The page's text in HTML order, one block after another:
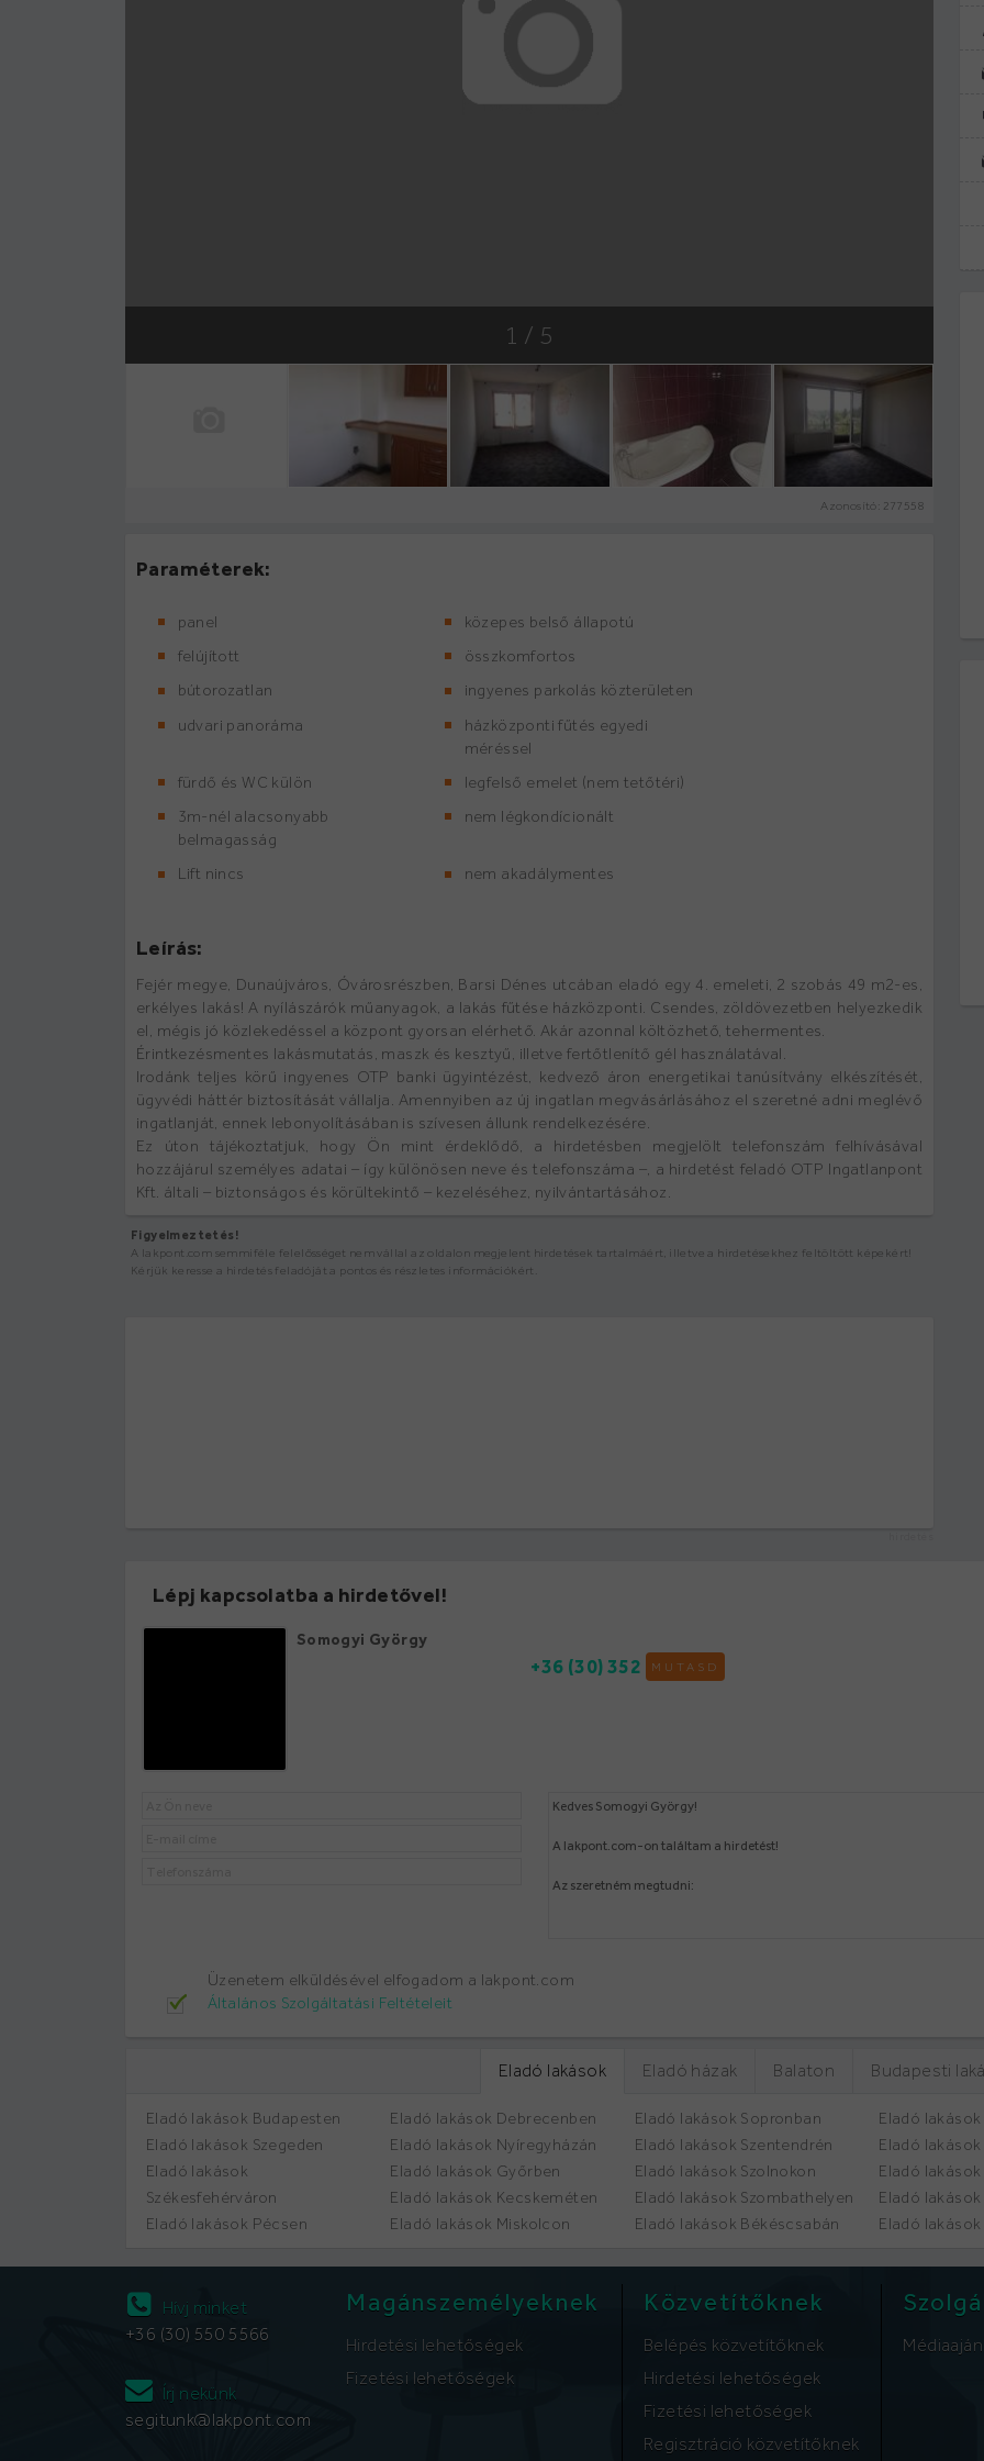
1 / 5
Azonosító: 277558
Paraméterek:
panel
közepes belső állapotú
felújított
összkomfortos
bútorozatlan
ingyenes parkolás közterületen
udvari panoráma
házközponti fűtés egyedi
méréssel
fürdő és WC külön
legfelső emelet (nem tetőtéri)
3m-nél alacsonyabb
belmagasság
nem légkondícionált
Lift nincs nem akadálymentes
Leírás:
Fejér megye, Dunaújváros, Óvárosrészben, Barsi Dénes utcában eladó egy 4. emeleti, 2 szobás 49 m2-es,
erkélyes lakás! A nyílászárók műanyagok, a lakás fűtése házközponti. Csendes, zöldövezetben helyezkedik
el, mégis jó közlekedéssel a központ gyorsan elérhető. Akár azonnal költözhető, tehermentes.
Érintkezésmentes lakásmutatás, maszk és kesztyű, illetve fertőtlenítő gél használatával.
Irodánk teljes körű ingyenes OTP banki ügyintézést, kedvező áron energetikai tanúsítvány elkészítését,
ügyvédi háttér biztosítását vállalja. Amennyiben az új ingatlan megvásárlásához el szeretné adni meglévő
ingatlanját, ennek lebonyolításában is szívesen állunk rendelkezésére.
Ez úton tájékoztatjuk, hogy Ön mint érdeklődő, a hirdetésben megjelölt telefonszám felhívásával
hozzájárul személyes adatai – így különösen neve és telefonszáma –, a hirdetést feladó OTP Ingatlanpont
Kft. általi – biztonságos és körültekintő – kezeléséhez, nyilvántartásához.
Figyelmeztetés!
A lakpont.com semmiféle felelősséget nem vállal az oldalon megjelent hirdetések tartalmáért, illetve a hirdetésekhez feltöltött képekért!
Kérjük keresse a hirdetés feladóját a pontos és részletes információkért.
Lépj kapcsolatba a hirdetővel!
Somogyi György
MUTASD
+36 (30) 352
Üzenetem elküldésével elfogadom a lakpont.com
Általános Szolgáltatási Feltételeit
Budapesti
Balaton
Eladó házak
Eladó lakások
Eladó lakások Budapesten
Eladó lakások Szegeden
Eladó lakások
Székesfehérváron
Eladó lakások Pécsen
Eladó lakások Debrecenben
Eladó lakások Nyíregyházán
Eladó lakások Győrben
Eladó lakások Kecskeméten
Eladó lakások Miskolcon
Eladó lakások Sopronban
Eladó lakások Szentendrén
Eladó lakások Szolnokon
Eladó lakások Szombathelyen
Eladó lakások Békéscsabán
Eladó
Eladó
Eladó
Eladó
Eladó
Hívj minket
+36 (30) 550 5566
Írj nekünk
segitunk@lakpont.com
Magánszemélyeknek
Hirdetési lehetőségek
Fizetési lehetőségek
Közvetítőknek
Belépés közvetítőknek
Hirdetési lehetőségek
Fizetési lehetőségek
Regisztráció közvetítőknek